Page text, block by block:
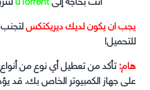
يجب ان يكون لديك ديريكتكس
للتحميل!
هام:تأكد من تعطيل أي نوع من
على جهاز الكمبيوتر الخاص بك.